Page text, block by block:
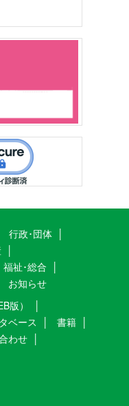
行政･団体
福祉･総合
お知らせ
版）
ベース
書籍
わせ